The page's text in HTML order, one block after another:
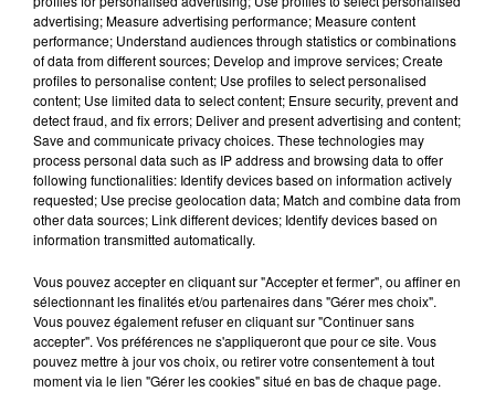
SON BÉBÉ ENTRE LA VIE ET LA...
Un homme s'est immolé par le feu après avoir
aspergé sa compagne et leur bébé de trois mois
d'un liquide inflammable.
20 juillet 2026
UNE ADOLESCENTE DEVANT SE FAIRE
OPÉRER DE LA CHEVILLE RESSORT DE LA...
La famille a porté plainte contre la clinique qui a
reconnu sa responsabilité et présenté ses
excuses.
TITRES DIFFUSÉS
advertising; Measure advertising performance; Measure content
performance; Understand audiences through statistics or combinations
of data from different sources; Develop and improve services; Create
profiles to personalise content; Use profiles to select personalised
content; Use limited data to select content; Ensure security, prevent and
detect fraud, and fix errors; Deliver and present advertising and content;
Save and communicate privacy choices. These technologies may
process personal data such as IP address and browsing data to offer
following functionalities: Identify devices based on information actively
requested; Use precise geolocation data; Match and combine data from
other data sources; Link different devices; Identify devices based on
information transmitted automatically.
Vous pouvez accepter en cliquant sur "Accepter et fermer", ou affiner en
sélectionnant les finalités et/ou partenaires dans "Gérer mes choix".
Vous pouvez également refuser en cliquant sur "Continuer sans
accepter". Vos préférences ne s'appliqueront que pour ce site. Vous
pouvez mettre à jour vos choix, ou retirer votre consentement à tout
moment via le lien "Gérer les cookies" situé en bas de chaque page.